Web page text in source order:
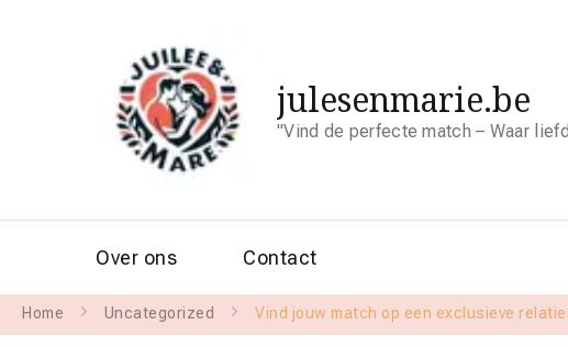
julesenmarie.be
"Vind de perfecte match – Waar
Over ons Contact
Home Uncategorized Vind jouw match op een exclusieve